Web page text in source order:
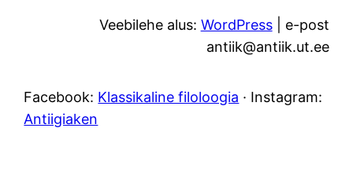
Veebilehe alus: WordPress| e-post
antiik@antiik.ut.ee
Facebook: Klassikaline filoloogia · Instagram:
Antiigiaken